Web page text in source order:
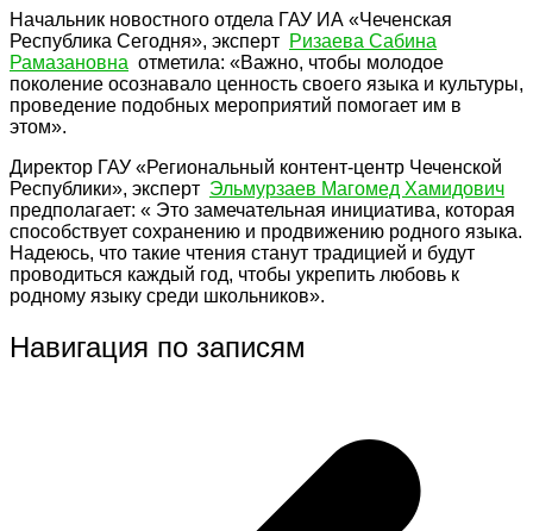
Начальник новостного отдела ГАУ ИА «Чеченская
Республика Сегодня», эксперт Ризаева Сабина
Рамазановна отметила: «Важно, чтобы молодое
поколение осознавало ценность своего языка и культуры,
проведение подобных мероприятий помогает им в
этом».
Директор ГАУ «Региональный контент-центр Чеченской
Республики», эксперт Эльмурзаев Магомед Хамидович
предполагает: « Это замечательная инициатива, которая
способствует сохранению и продвижению родного языка.
Надеюсь, что такие чтения станут традицией и будут
проводиться каждый год, чтобы укрепить любовь к
родному языку среди школьников».
Навигация по записям